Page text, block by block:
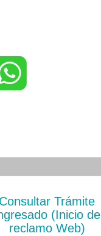
Trámite
(Inicio de
reclamo Web)